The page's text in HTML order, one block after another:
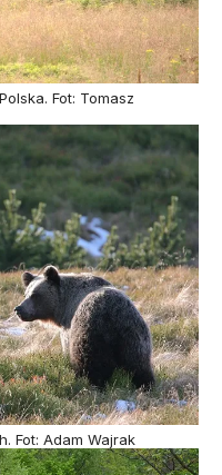
Fot: Tomasz
Fot: Adam Wajrak